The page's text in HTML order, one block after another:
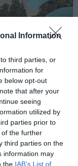
Information
third parties, or
for
below opt-out
that after your
seeing
utilized by
parties prior to
the further
third parties on the
information may
the IAB’s List of